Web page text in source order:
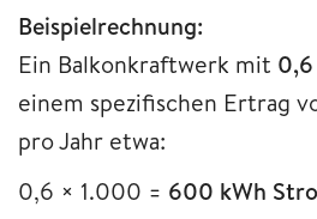
Beispielrechnung:
Ein Balkonkraftwerk mit
einem spezifischen Ertrag
pro Jahr etwa:
0,6 × 1.000 = 600 kWh